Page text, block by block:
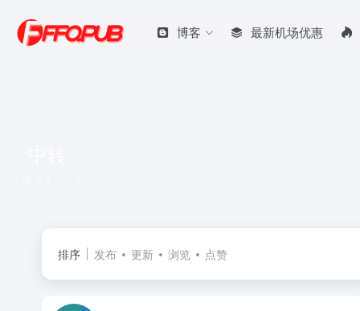
博客 最新机场优惠
排序 发布 更新 浏览 点赞